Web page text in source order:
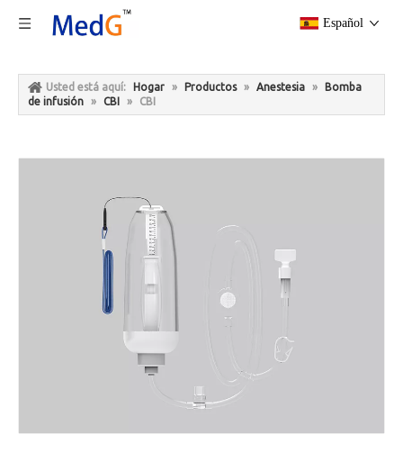
Español
Usted está aquí: Hogar » Productos » Anestesia »
Bomba
de infusión
» CBI » CBI